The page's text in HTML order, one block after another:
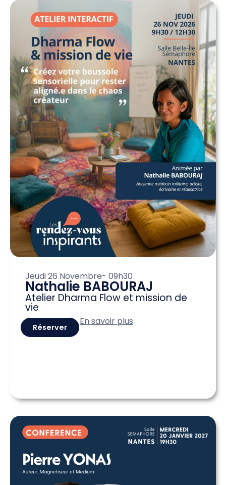
Jeudi 26 Novembre- 09h30
Nathalie BABOURAJ
Atelier Dharma Flow et mission de
vie
Réserver
En savoir plus